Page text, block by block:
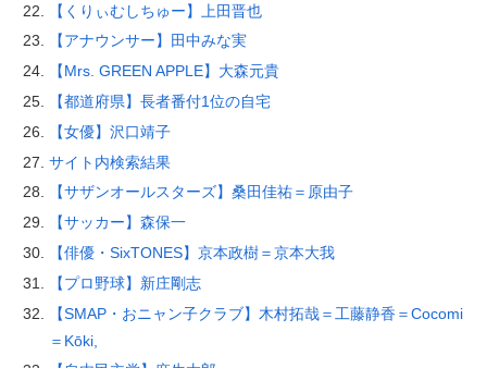
【くりぃむしちゅー】上田晋也
【アナウンサー】田中みな実
【Mrs. GREEN APPLE】大森元貴
【都道府県】長者番付1位の自宅
【女優】沢口靖子
サイト内検索結果
【サザンオールスターズ】桑田佳祐＝原由子
【サッカー】森保一
【俳優・SixTONES】京本政樹＝京本大我
【プロ野球】新庄剛志
【SMAP・おニャン子クラブ】木村拓哉＝工藤静香＝Cocomi
＝Kōki,